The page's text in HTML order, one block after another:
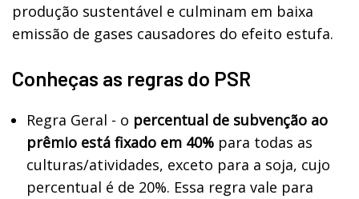
produção sustentável e culminam em baixa
emissão de gases causadores do efeito estufa.
Conheças as regras do PSR
Regra Geral - o percentual de subvenção ao
prêmio está fixado em 40% para todas as
culturas/atividades, exceto para a soja, cujo
percentual é de 20%. Essa regra vale para